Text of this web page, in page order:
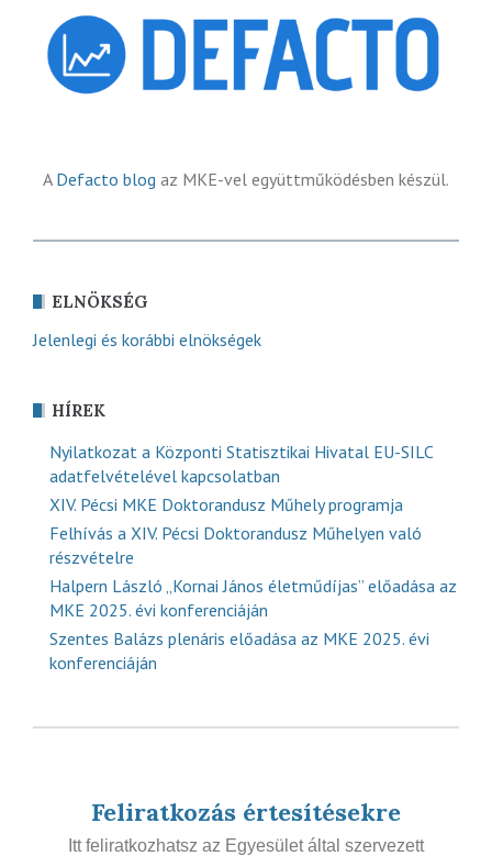
A Defacto blog az MKE-vel együttműködésben készül.
ELNÖKSÉG
Jelenlegi és korábbi elnökségek
HÍREK
Nyilatkozat a Központi Statisztikai Hivatal EU-SILC
adatfelvételével kapcsolatban
XIV. Pécsi MKE Doktorandusz Műhely programja
Felhívás a XIV. Pécsi Doktorandusz Műhelyen való
részvételre
Halpern László „Kornai János életműdíjas” előadása az
MKE 2025. évi konferenciáján
Szentes Balázs plenáris előadása az MKE 2025. évi
konferenciáján
Feliratkozás értesítésekre
Itt feliratkozhatsz az Egyesület által szervezett